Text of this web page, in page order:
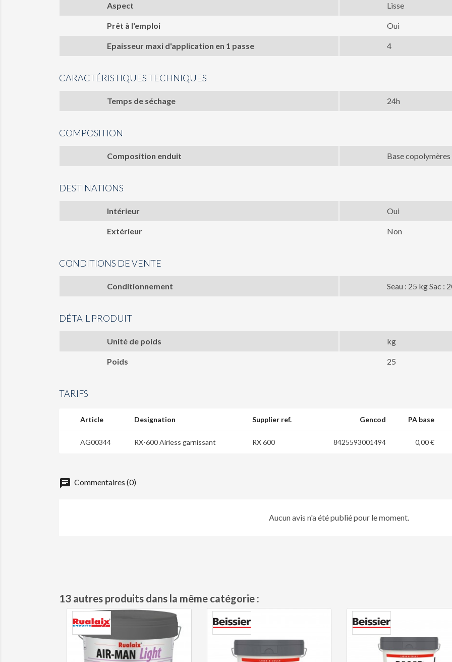
Aspect Lisse
Prêt à l'emploi Oui
Epaisseur maxi d'application en 1 passe 4
CARACTÉRISTIQUES TECHNIQUES
Temps de séchage 24h
COMPOSITION
Composition enduit Base
DESTINATIONS
Intérieur Oui
Extérieur Non
CONDITIONS DE VENTE
Conditionnement Seau : 25 kg Sac :
DÉTAIL PRODUIT
Unité de poids kg
Poids 25
TARIFS
Article Designation Supplier ref. Gencod PA base
AG00344 RX-600 Airless garnissant RX 600 8425593001494 0,00 €
chat Commentaires (0)
Aucun avis n'a été publié pour le moment.
13 autres produits dans la même catégorie :